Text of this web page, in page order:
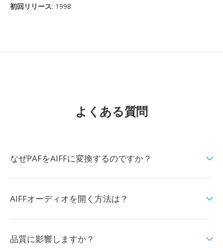
初回リリース: 1998
よくある質問
なぜPAFをAIFFに変換するのですか？
AIFFオーディオを開く方法は？
品質に影響しますか？